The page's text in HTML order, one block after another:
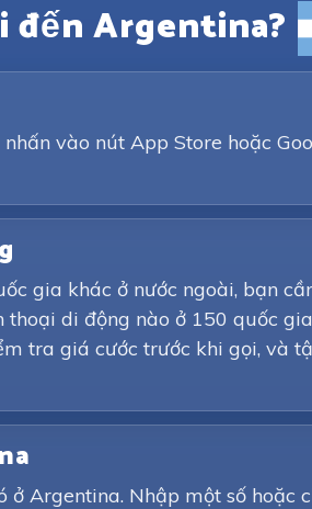
đến Argentina?
vào nút App Store hoặc
gia khác ở nước ngoài, bạn
thoại di động nào ở 150 quốc
tra giá cước trước khi gọi, và
Argentina. Nhập một số hoặc